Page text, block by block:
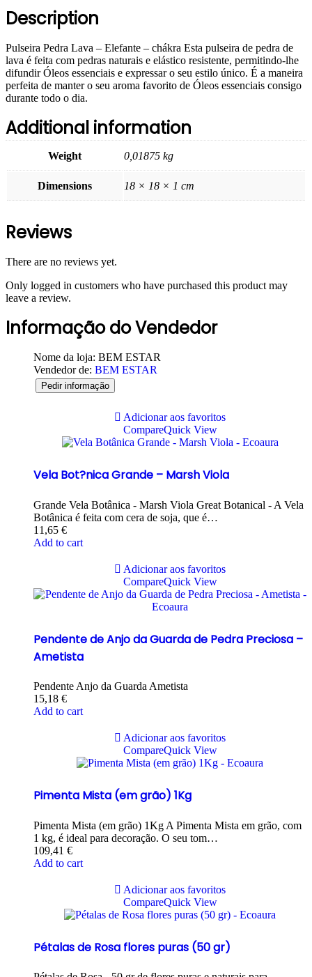
Description
Pulseira Pedra Lava – Elefante – chákra Esta pulseira de pedra de
lava é feita com pedras naturais e elástico resistente, permitindo-lhe
difundir Óleos essenciais e expressar o seu estilo único. É a maneira
perfeita de manter o seu aroma favorito de Óleos essenciais consigo
durante todo o dia.
Additional information
Weight 0,01875 kg
Dimensions 18 × 18 × 1 cm
Reviews
There are no reviews yet.
Only logged in customers who have purchased this product may
leave a review.
Informação do Vendedor
Nome da loja: BEM ESTAR
Vendedor de: BEM ESTAR
Pedir informação
Adicionar aos favoritos
CompareQuick View
Vela Bot?nica Grande – Marsh Viola
Grande Vela Botânica - Marsh Viola Great Botanical - A Vela
Botânica é feita com cera de soja, que é…
11,65 €
Add to cart
Adicionar aos favoritos
CompareQuick View
Pendente de Anjo da Guarda de Pedra Preciosa –
Ametista
Pendente Anjo da Guarda Ametista
15,18 €
Add to cart
Adicionar aos favoritos
CompareQuick View
Pimenta Mista (em grão) 1Kg
Pimenta Mista (em grão) 1Kg A Pimenta Mista em grão, com
1 kg, é ideal para decoração. O seu tom…
109,41 €
Add to cart
Adicionar aos favoritos
CompareQuick View
Pétalas de Rosa flores puras (50 gr)